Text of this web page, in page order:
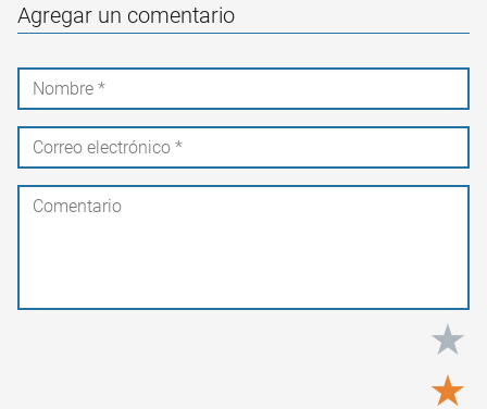
Agregar un comentario
★
★